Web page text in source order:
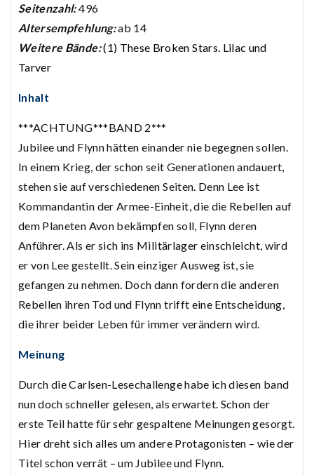
Seitenzahl:496
Altersempfehlung:ab 14
Weitere Bände:(1) These Broken Stars. Lilac und
Tarver
Inhalt
***ACHTUNG***BAND 2***
Jubilee und Flynn hätten einander nie begegnen sollen.
In einem Krieg, der schon seit Generationen andauert,
stehen sie auf verschiedenen Seiten. Denn Lee ist
Kommandantin der Armee-Einheit, die die Rebellen auf
dem Planeten Avon bekämpfen soll, Flynn deren
Anführer. Als er sich ins Militärlager einschleicht, wird
er von Lee gestellt. Sein einziger Ausweg ist, sie
gefangen zu nehmen. Doch dann fordern die anderen
Rebellen ihren Tod und Flynn trifft eine Entscheidung,
die ihrer beider Leben für immer verändern wird.
Meinung
Durch die Carlsen-Lesechallenge habe ich diesen band
nun doch schneller gelesen, als erwartet. Schon der
erste Teil hatte für sehr gespaltene Meinungen gesorgt.
Hier dreht sich alles um andere Protagonisten – wie der
Titel schon verrät – um Jubilee und Flynn.